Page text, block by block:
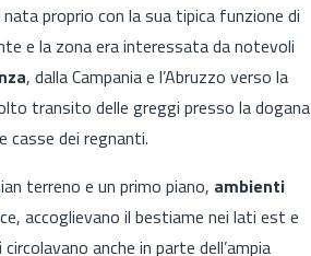
proprio con la sua tipica funzione di
e la zona era interessata da notevoli
, dalla Campania e l’Abruzzo verso la
transito delle greggi presso la dogana
casse dei regnanti.
terreno e un primo piano, ambienti
accoglievano il bestiame nei lati est e
anche in parte dell’ampia